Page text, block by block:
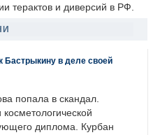
терактов и диверсий в РФ.
Бастрыкину в деле своей
попала в скандал.
диплома. Курбан